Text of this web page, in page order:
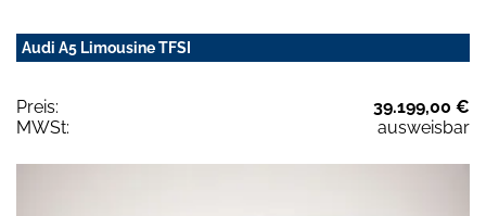
Audi A5 Limousine TFSI
Preis:
39.199,00 €
MWSt:
ausweisbar